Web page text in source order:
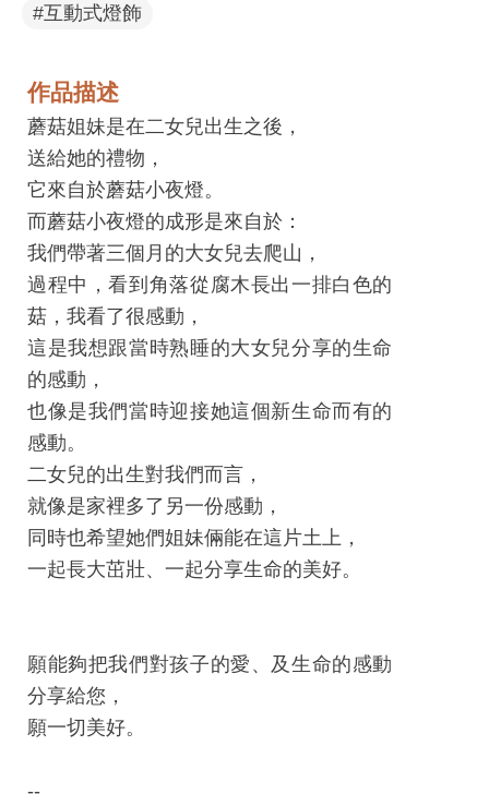
關
平
台
回
首
頁
網
站
導
覽
工
藝
中
心
藝
文
中
心
#互動式燈飾
作品描述
蘑菇姐妹是在二女兒出生之後，
送給她的禮物，
它來自於蘑菇小夜燈。
而蘑菇小夜燈的成形是來自於：
我們帶著三個月的大女兒去爬山，
過程中，看到角落從腐木長出一排白色的
菇，我看了很感動，
這是我想跟當時熟睡的大女兒分享的生命
的感動，
也像是我們當時迎接她這個新生命而有的
感動。
二女兒的出生對我們而言，
就像是家裡多了另一份感動，
同時也希望她們姐妹倆能在這片土上，
一起長大茁壯、一起分享生命的美好。
願能夠把我們對孩子的愛、及生命的感動
分享給您，
願一切美好。